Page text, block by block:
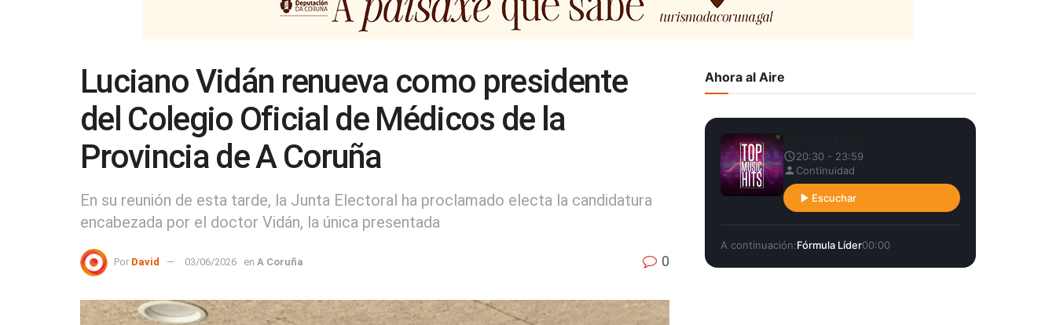
Luciano Vidán renueva como presidente
del Colegio Oficial de Médicos de la
Provincia de A Coruña
En su reunión de esta tarde, la Junta Electoral ha proclamado electa la candidatura
encabezada por el doctor Vidán, la única presentada
Por David 03/06/2026 en A Coruña 0
Ahora al Aire
20:30 - 23:59
Continuidad
Escuchar
A continuación:Fórmula Líder00:00